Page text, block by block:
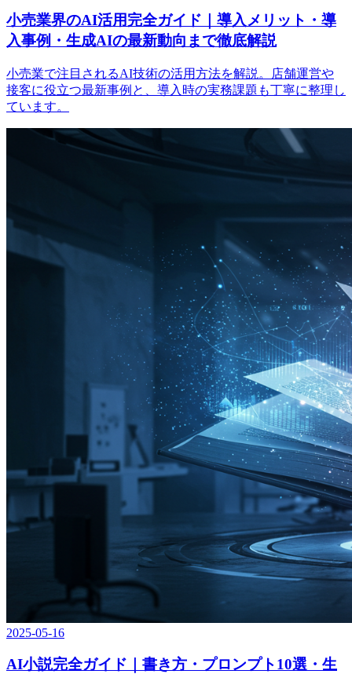
小売業界のAI活用完全ガイド｜導入メリット・導
入事例・生成AIの最新動向まで徹底解説
小売業で注目されるAI技術の活用方法を解説。店舗運営や
接客に役立つ最新事例と、導入時の実務課題も丁寧に整理し
ています。
2025-05-16
AI小説完全ガイド｜書き方・プロンプト10選・生